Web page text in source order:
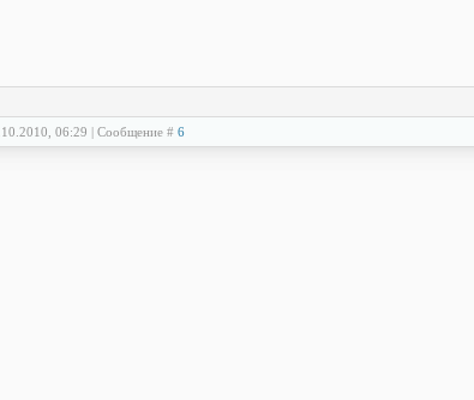
06:29 | Сообщение # 6